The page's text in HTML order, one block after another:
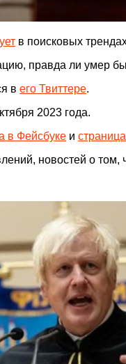
в поисковых
правда ли умер
в его Твиттере.
2023 года.
в Фейсбуке и
новостей о том,